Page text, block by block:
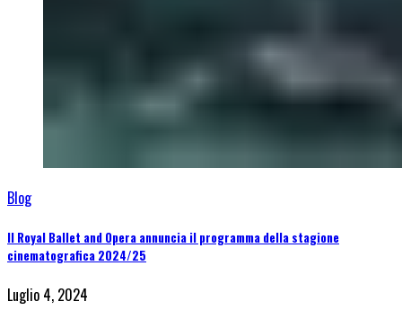
Blog
Il Royal Ballet and Opera annuncia il programma della stagione
cinematografica 2024/25
Luglio 4, 2024